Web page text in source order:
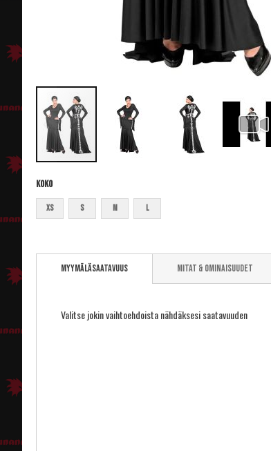
Koko
XS S M L
to
Myymäläsaatavuus
Valitse jokin vaihtoehdoista nähdäksesi saatavuuden
Mitat & ominaisuudet